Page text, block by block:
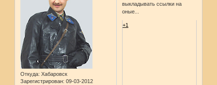
Откуда: Хабаровск
Зарегистрирован: 09-03-2012
выкладывать ссылки на
оные...
+1